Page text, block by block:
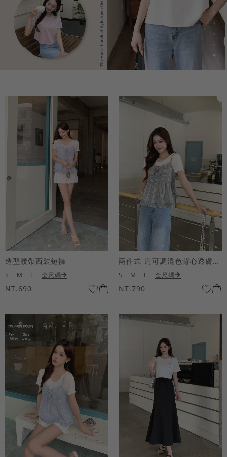
造型腰帶西裝短褲
S M L 全尺碼
NT.690
兩件式-肩可調混色背心透膚上衣套組
S M L 全尺碼
NT.790